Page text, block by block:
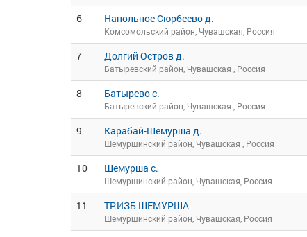
6 Напольное Сюрбеево д.
Комсомольский район, Чувашская, Россия
7 Долгий Остров д.
Батыревский район, Чувашская , Россия
8 Батырево с.
Батыревский район, Чувашская , Россия
9 Карабай-Шемурша д.
Шемуршинский район, Чувашская , Россия
10 Шемурша с.
Шемуршинский район, Чувашская, Россия
11 ТР.ИЗБ ШЕМУРША
Шемуршинский район, Чувашская, Россия